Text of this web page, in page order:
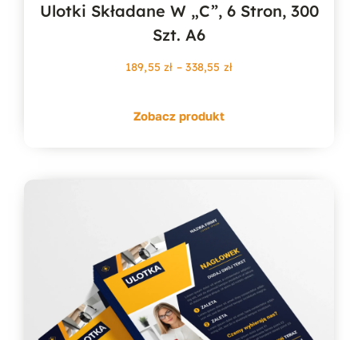
Ulotki Składane W „c”, 6 Stron, 300
Szt. A6
189,55zł – 338,55 złZakres
Zobacz produkt